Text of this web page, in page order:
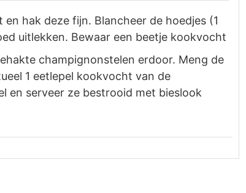
hak deze fijn. Blancheer de hoedjes (1
uitlekken. Bewaar een beetje kookvocht
champignonstelen erdoor. Meng de
1 eetlepel kookvocht van de
en serveer ze bestrooid met bieslook